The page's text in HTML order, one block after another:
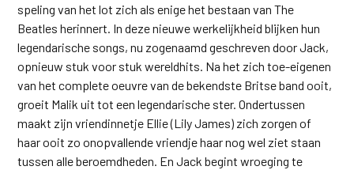
speling van het lot zich als enige het bestaan van The
Beatles herinnert. In deze nieuwe werkelijkheid blijken hun
legendarische songs, nu zogenaamd geschreven door Jack,
opnieuw stuk voor stuk wereldhits. Na het zich toe-eigenen
van het complete oeuvre van de bekendste Britse band ooit,
groeit Malik uit tot een legendarische ster. Ondertussen
maakt zijn vriendinnetje Ellie (Lily James) zich zorgen of
haar ooit zo onopvallende vriendje haar nog wel ziet staan
tussen alle beroemdheden. En Jack begint wroeging te